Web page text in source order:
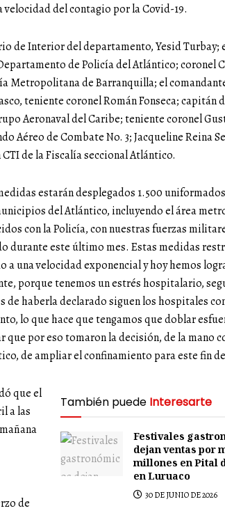
del contagio por la Covid-19.
de Interior del departamento, Yesid Turbay;
de Policía del Atlántico; coronel
Metropolitana de Barranquilla; el
teniente coronel Román Fonseca; capitán
Aeronaval del Caribe; teniente coronel
Aéreo de Combate No. 3; Jacqueline Reina
de la Fiscalía seccional Atlántico.
estarán desplegados 1.500
del Atlántico, incluyendo el área
con la Policía, con nuestras fuerzas
durante este último mes. Estas medidas
a una velocidad exponencial y hoy hemos
porque tenemos un estrés hospitalario,
de haberla declarado siguen los hospitales
lo que hace que tengamos que doblar
por eso tomaron la decisión, de la mano
de ampliar el confinamiento para este fin
También puede Interesarte
Festivales
dejan ventas por
millones en Pital
en Luruaco
30 DE JUNIO DE 2026
que el
a las
de